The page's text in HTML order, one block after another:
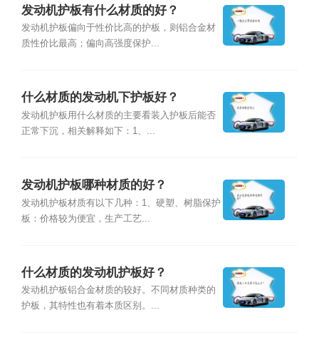
发动机护板有什么材质的好？
发动机护板偏向于性价比高的护板，则铝合金材
质性价比最高；偏向高强度保护...
什么材质的发动机下护板好？
发动机护板用什么材质的主要看装入护板后能否
正常下沉，相关解释如下：1、...
发动机护板哪种材质的好？
发动机护板材质有以下几种：1、硬塑、树脂保护
板：价格较为便宜，生产工艺...
什么材质的发动机护板好？
发动机护板铝合金材质的较好。不同材质种类的
护板，其特性也有着本质区别。...